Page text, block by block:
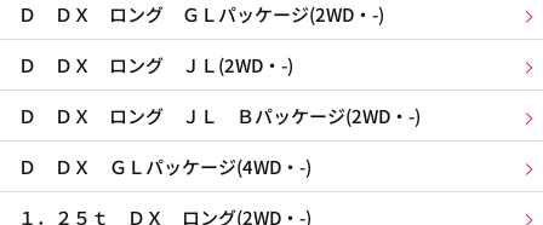
Ｄ ＤＸ ロング ＧＬパッケージ(2WD・-)
Ｄ ＤＸ ロング ＪＬ(2WD・-)
Ｄ ＤＸ ロング ＪＬ Ｂパッケージ(2WD・-)
Ｄ ＤＸ ＧＬパッケージ(4WD・-)
１．２５ｔ ＤＸ ロング(2WD・-)